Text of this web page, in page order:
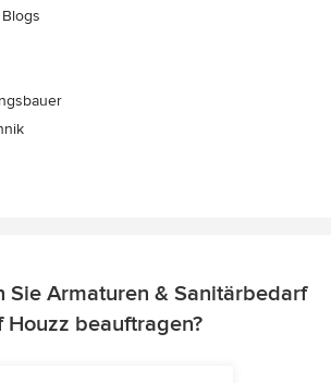
Sie Armaturen & Sanitärbedarf
Houzz beauftragen?